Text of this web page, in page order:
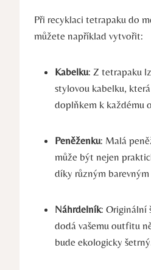
Při recyklaci tetrapaku do
můžete například vytvořit:
Kabelku: Z tetrapaku
stylovou kabelku,
doplňkem k každému
Peněženku: Malá
může být nejen
díky různým
Náhrdelník: Originální
dodá vašemu outfitu
bude ekologicky